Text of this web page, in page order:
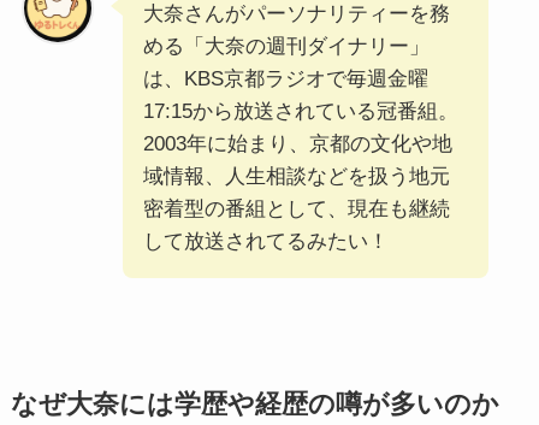
大奈さんがパーソナリティーを務
める「大奈の週刊ダイナリー」
は、KBS京都ラジオで毎週金曜
17:15から放送されている冠番組。
2003年に始まり、京都の文化や地
域情報、人生相談などを扱う地元
密着型の番組として、現在も継続
して放送されてるみたい！
なぜ大奈には学歴や経歴の噂が多いのか